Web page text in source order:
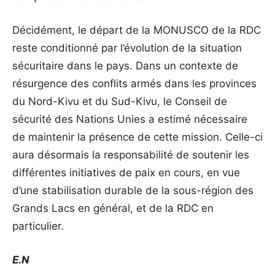
Décidément, le départ de la MONUSCO de la RDC
reste conditionné par l’évolution de la situation
sécuritaire dans le pays. Dans un contexte de
résurgence des conflits armés dans les provinces
du Nord-Kivu et du Sud-Kivu, le Conseil de
sécurité des Nations Unies a estimé nécessaire
de maintenir la présence de cette mission. Celle-ci
aura désormais la responsabilité de soutenir les
différentes initiatives de paix en cours, en vue
d’une stabilisation durable de la sous-région des
Grands Lacs en général, et de la RDC en
particulier.
E.N